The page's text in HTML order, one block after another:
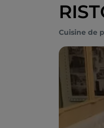
Cuisine de